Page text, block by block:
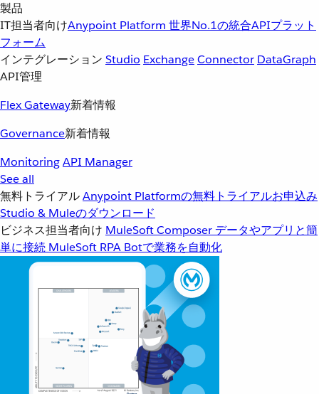
製品
IT担当者向けAnypoint Platform 世界No.1の統合APIプラット
フォーム
インテグレーション Studio ExchangeConnector DataGraph
API管理
Flex Gateway新着情報
Governance新着情報
MonitoringAPI Manager
See all
無料トライアルAnypoint Platformの無料トライアルお申込み
Studio & Muleのダウンロード
ビジネス担当者向け MuleSoft Composer データやアプリと簡
単に接続 MuleSoft RPA Botで業務を自動化